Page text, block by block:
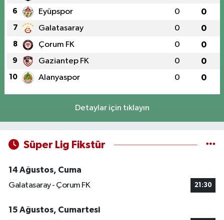
6 Eyüpspor 0 0
7 Galatasaray 0 0
8 Çorum FK 0 0
9 Gaziantep FK 0 0
10 Alanyaspor 0 0
Detaylar için tıklayın
Süper Lig Fikstür
14 Ağustos, Cuma
Galatasaray - Çorum FK
21:30
15 Ağustos, Cumartesi